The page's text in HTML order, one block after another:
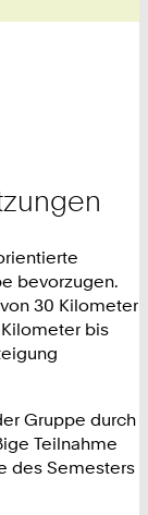
bevorzugen.
30 Kilometer
bis
Gruppe durch
Teilnahme
des Semesters